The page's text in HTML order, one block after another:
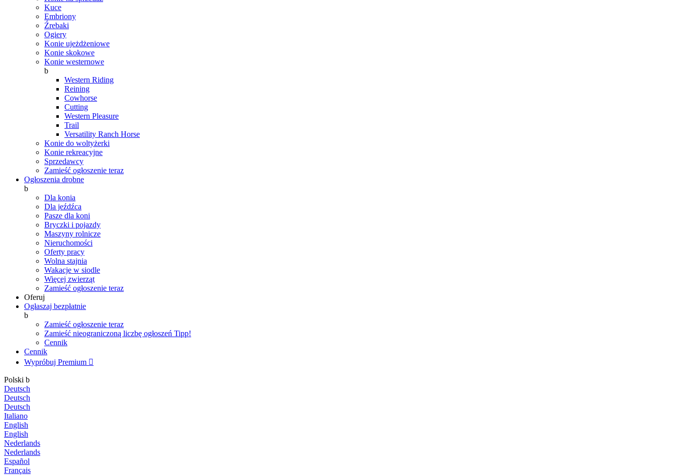
Kuce
Embriony
Źrebaki
Ogiery
Konie ujeżdżeniowe
Konie skokowe
Konie westernowe
b
Western Riding
Reining
Cowhorse
Cutting
Western Pleasure
Trail
Versatility Ranch Horse
Konie do woltyżerki
Konie rekreacyjne
Sprzedawcy
Zamieść ogłoszenie teraz
Ogłoszenia drobne
b
Dla konia
Dla jeźdźca
Pasze dla koni
Bryczki i pojazdy
Maszyny rolnicze
Nieruchomości
Oferty pracy
Wolna stajnia
Wakacje w siodle
Więcej zwierząt
Zamieść ogłoszenie teraz
Oferuj
Ogłaszaj bezpłatnie
b
Zamieść ogłoszenie teraz
Zamieść nieograniczoną liczbę ogłoszeń Tipp!
Cennik
Cennik
Wypróbuj Premium 
Polski b
Deutsch
Deutsch
Deutsch
Italiano
English
English
Nederlands
Nederlands
Español
Français